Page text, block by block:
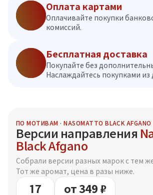
Оплата картами
Оплачивайте покупки
комиссий.
Бесплатная доставка
Покупайте без
Наслаждайтесь покупками из
ПО МОТИВАМ · NASOMATTO BLACK AFGANO
Версии направления
Black Afgano
Собрали версии разных марок с тем
Тот же аромат, цена в разы ниже.
17 от 349 ₽